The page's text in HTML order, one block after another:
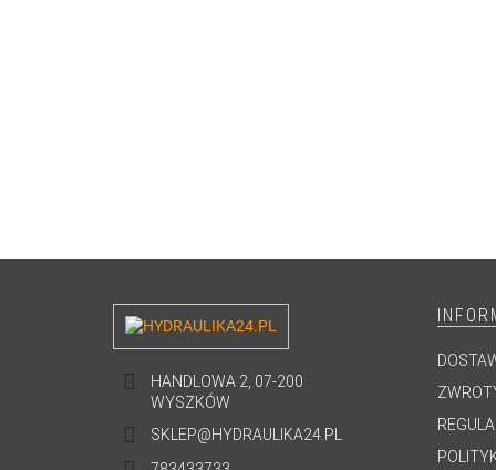
HANDLOWA 2, 07-200
WYSZKÓW
SKLEP@HYDRAULIKA24.PL